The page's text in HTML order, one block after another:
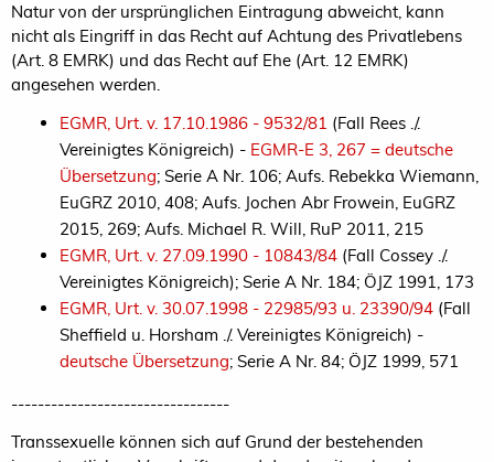
Natur von der ursprünglichen Eintragung abweicht, kann
nicht als Eingriff in das Recht auf Achtung des Privatlebens
(Art. 8 EMRK) und das Recht auf Ehe (Art. 12 EMRK)
angesehen werden.
EGMR, Urt. v. 17.10.1986 - 9532/81 (Fall Rees ./.
Vereinigtes Königreich) - EGMR-E 3, 267 = deutsche
Übersetzung; Serie A Nr. 106; Aufs. Rebekka Wiemann,
EuGRZ 2010, 408; Aufs. Jochen Abr Frowein, EuGRZ
2015, 269; Aufs. Michael R. Will, RuP 2011, 215
EGMR, Urt. v. 27.09.1990 - 10843/84 (Fall Cossey ./.
Vereinigtes Königreich); Serie A Nr. 184; ÖJZ 1991, 173
EGMR, Urt. v. 30.07.1998 - 22985/93 u. 23390/94 (Fall
Sheffield u. Horsham ./. Vereinigtes Königreich) -
deutsche Übersetzung; Serie A Nr. 84; ÖJZ 1999, 571
---------------------------------
Transsexuelle können sich auf Grund der bestehenden